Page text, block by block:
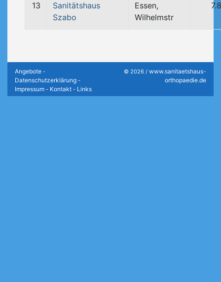
13
Sanitätshaus
Szabo
Essen,
Wilhelmstr
Angebote -
Datenschutzerklärung -
Impressum - Kontakt - Links
© 2026 / www.sanitaetshaus-
orthopaedie.de